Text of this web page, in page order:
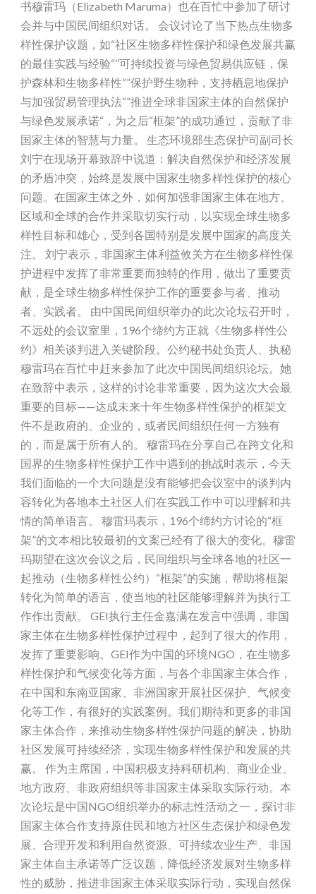
书穆雷玛（Elizabeth Maruma）也在百忙中参加了研讨
会并与中国民间组织对话。 会议讨论了当下热点生物多
样性保护议题，如“社区生物多样性保护和绿色发展共赢
的最佳实践与经验“”可持续投资与绿色贸易供应链，保
护森林和生物多样性“”保护野生物种，支持栖息地保护
与加强贸易管理执法“”推进全球非国家主体的自然保护
与绿色发展承诺“，为之后“框架”的成功通过，贡献了非
国家主体的智慧与力量。 生态环境部生态保护司副司长
刘宁在现场开幕致辞中说道：解决自然保护和经济发展
的矛盾冲突，始终是发展中国家生物多样性保护的核心
问题。在国家主体之外，如何加强非国家主体在地方、
区域和全球的合作并采取切实行动，以实现全球生物多
样性目标和雄心，受到各国特别是发展中国家的高度关
注。 刘宁表示，非国家主体利益攸关方在生物多样性保
护进程中发挥了非常重要而独特的作用，做出了重要贡
献，是全球生物多样性保护工作的重要参与者、推动
者、实践者。 由中国民间组织举办的此次论坛召开时，
不远处的会议室里，196个缔约方正就《生物多样性公
约》相关谈判进入关键阶段。公约秘书处负责人、执秘
穆雷玛在百忙中赶来参加了此次中国民间组织论坛。她
在致辞中表示，这样的讨论非常重要，因为这次大会最
重要的目标——达成未来十年生物多样性保护的框架文
件不是政府的、企业的，或者民间组织任何一方独有
的，而是属于所有人的。 穆雷玛在分享自己在跨文化和
国界的生物多样性保护工作中遇到的挑战时表示，今天
我们面临的一个大问题是没有能够把会议室中的谈判内
容转化为各地本土社区人们在实践工作中可以理解和共
情的简单语言。 穆雷玛表示，196个缔约方讨论的“框
架”的文本相比较最初的文案已经有了很大的变化。穆雷
玛期望在这次会议之后，民间组织与全球各地的社区一
起推动（生物多样性公约）“框架”的实施，帮助将框架
转化为简单的语言，使当地的社区能够理解并为执行工
作作出贡献。 GEI执行主任金嘉满在发言中强调，非国
家主体在生物多样性保护过程中，起到了很大的作用，
发挥了重要影响。GEI作为中国的环境NGO，在生物多
样性保护和气候变化等方面，与各个非国家主体合作，
在中国和东南亚国家、非洲国家开展社区保护、气候变
化等工作，有很好的实践案例。我们期待和更多的非国
家主体合作，来推动生物多样性保护问题的解决，协助
社区发展可持续经济，实现生物多样性保护和发展的共
赢。 作为主席国，中国积极支持科研机构、商业企业、
地方政府、非政府组织等非国家主体采取实际行动。本
次论坛是中国NGO组织举办的标志性活动之一，探讨非
国家主体合作支持原住民和地方社区生态保护和绿色发
展、合理开发和利用自然资源、可持续农业生产、非国
家主体自主承诺等广泛议题，降低经济发展对生物多样
性的威胁，推进非国家主体采取实际行动，实现自然保